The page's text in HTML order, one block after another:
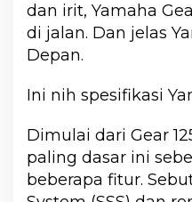
dan irit, Yamaha
di jalan. Dan jelas
Depan.
Ini nih spesifikasi
Dimulai dari Gear
paling dasar ini
beberapa fitur.